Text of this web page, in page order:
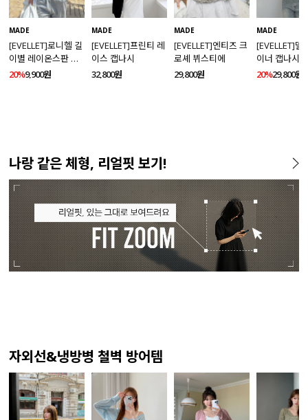
MADE
[EVELLET]로니헬 길
이별 레이온스판 끈
나시
20%9,900원
MADE
[EVELLET]프린티 레
이스 캡나시
32,800원
MADE
[EVELLET]엔티즈 크
로셰 뷔스티에
29,800원
MADE
[EVELLET]델
이너 캡나시
20%29,800원
나랑 같은 체형, 리얼핏 보기!
자외선&냉방병 철벽 방어템